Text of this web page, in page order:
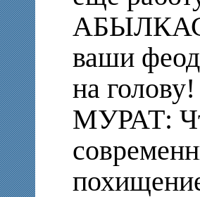
ваши
на голову!
МУРАТ: